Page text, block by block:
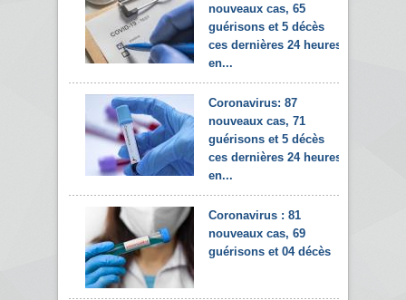
nouveaux cas, 65
guérisons et 5 décès
ces dernières 24 heures
en...
Coronavirus: 87
nouveaux cas, 71
guérisons et 5 décès
ces dernières 24 heures
en...
Coronavirus : 81
nouveaux cas, 69
guérisons et 04 décès